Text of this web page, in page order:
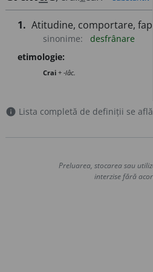
1. Atitudine, comportare,
sinonime:
desfrânare
etimologie:
Crai + -lâc.
info Lista completă de definiții se
Preluarea, stocarea sau
interzise fără